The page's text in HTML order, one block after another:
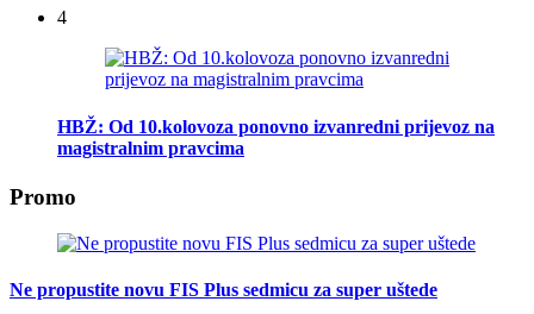
4
HBŽ: Od 10.kolovoza ponovno izvanredni prijevoz na
magistralnim pravcima
Promo
Ne propustite novu FIS Plus sedmicu za super uštede